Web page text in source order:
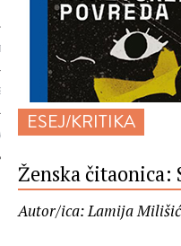
ESEJ/KRITIKA
Ženska čitaonica:
Autor/ica: Lamija Milišić